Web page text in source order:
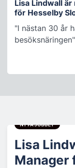
Lisa Lindwall
för Hesselby
"I nästan 30 år
besöksnäringen"
NY PÅ JOBBET
Lisa
Manager